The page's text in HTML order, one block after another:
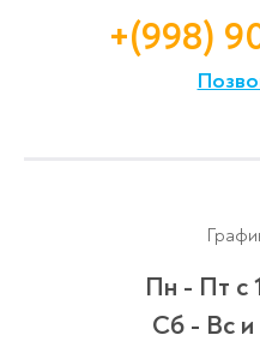
+(998)
Пн - Пт с
Сб - Вс и